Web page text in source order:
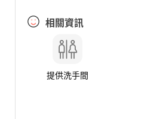
相關資訊
提供洗手間